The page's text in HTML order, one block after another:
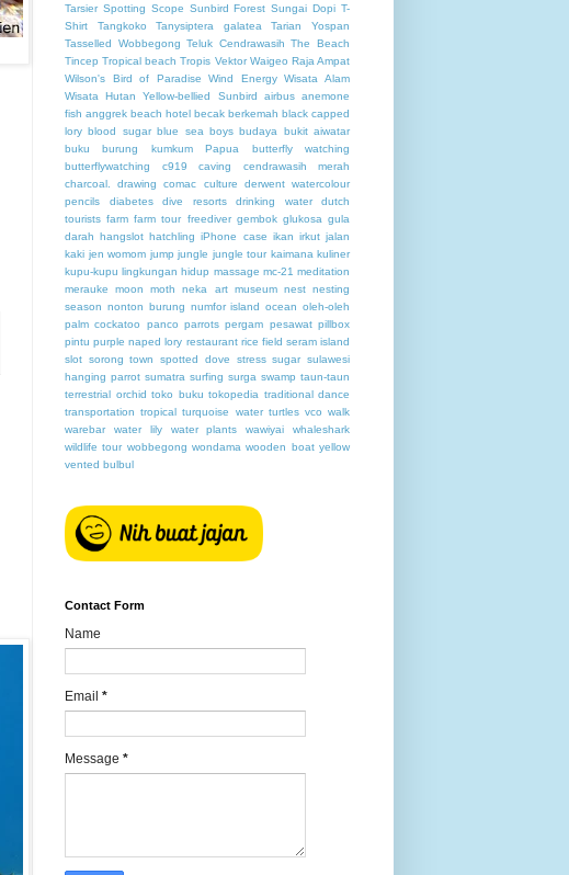
Tarsier Spotting Scope Sunbird Forest Sungai Dopi T-
Shirt
Tangkoko Tanysiptera galatea
Tarian Yospan
Tasselled Wobbegong Teluk Cendrawasih The Beach
Tincep Tropical beach Tropis Vektor Waigeo Raja Ampat
Wilson's Bird of Paradise
Wind Energy Wisata Alam
Wisata Hutan
Yellow-bellied Sunbird airbus anemone
fish anggrek beach hotel becak berkemah black capped
lory blood sugar blue sea boys budaya
bukit aiwatar
buku
burung kumkum Papua
butterfly watching
butterflywatching
c919 caving
cendrawasih merah
charcoal. drawing
comac culture
derwent watercolour
pencils
diabetes dive resorts drinking water
dutch
tourists farm farm tour freediver gembok glukosa gula
darah hangslot hatchling iPhone case ikan irkut jalan
kaki jen womom jump jungle jungle tour kaimana kuliner
kupu-kupu lingkungan hidup massage mc-21 meditation
merauke
moon moth neka art museum nest nesting
season nonton burung numfor island ocean oleh-oleh
palm cockatoo
panco parrots pergam pesawat pillbox
pintu purple naped lory restaurant rice field seram island
slot sorong town spotted dove stress sugar sulawesi
hanging parrot sumatra surfing surga swamp taun-taun
terrestrial orchid toko buku tokopedia traditional dance
transportation tropical turquoise water turtles vco walk
warebar
water lily water plants wawiyai
whaleshark
wildlife tour wobbegong wondama wooden boat yellow
vented bulbul
Contact Form
Name
Email *
Message *